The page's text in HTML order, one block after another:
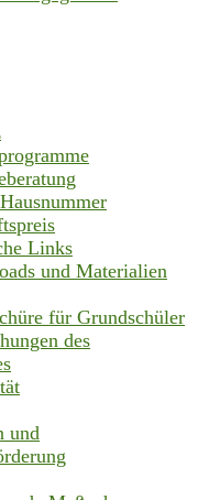
Links
und Materialien
für Grundschüler
des
und